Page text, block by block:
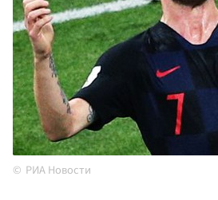
РИА Новости